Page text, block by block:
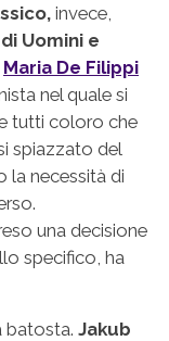
invece,
Uomini e
Maria De Filippi
nel quale si
tutti coloro che
spiazzato del
la necessità di
una decisione
specifico, ha
batosta. Jakub